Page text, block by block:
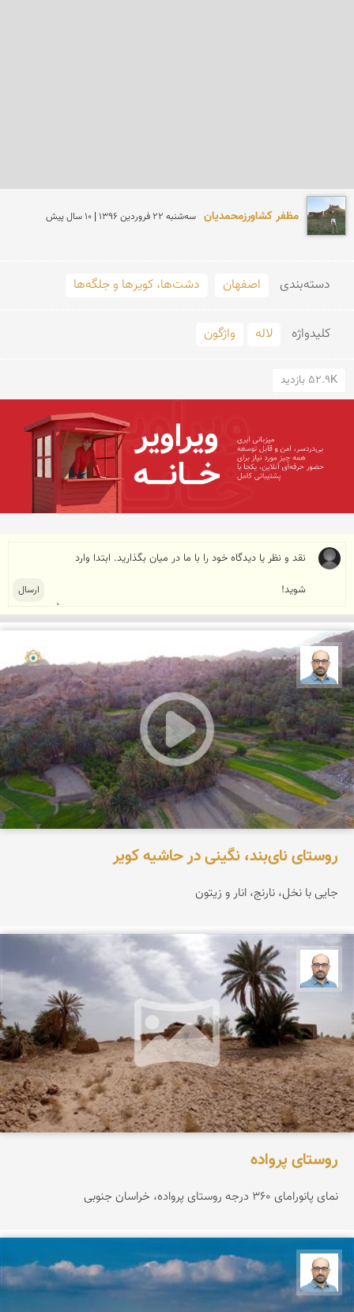
مظفر کشاورزمحمدیان سه‌شنبه 22 فروردين 1396 | 10 سال پیش
دسته‌بندی اصفهان دشت‌ها، کویرها و جلگه‌ها
کلید‌واژه لاله واژگون
52.9K بازدید
بابک ارجمندی
روستای نای‌بند، نگینی در حاشیه کویر
جایی با نخل، نارنج، انار و زیتون
بابک ارجمندی
روستای پرواده
نمای پانورامای ۳۶۰ درجه روستای پرواده، خراسان جنوبی
بابک ارجمندی